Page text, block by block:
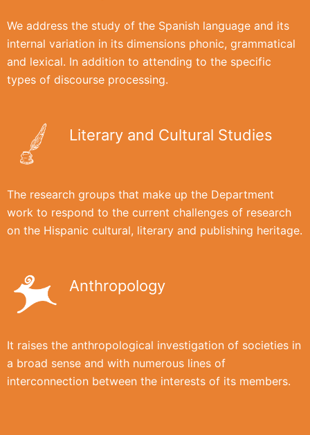
We address the study of the Spanish language and its
internal variation in its dimensions phonic, grammatical
and lexical. In addition to attending to the specific
types of discourse processing.
Literary and Cultural Studies
The research groups that make up the Department
work to respond to the current challenges of research
on the Hispanic cultural, literary and publishing heritage.
Anthropology
It raises the anthropological investigation of societies in
a broad sense and with numerous lines of
interconnection between the interests of its members.